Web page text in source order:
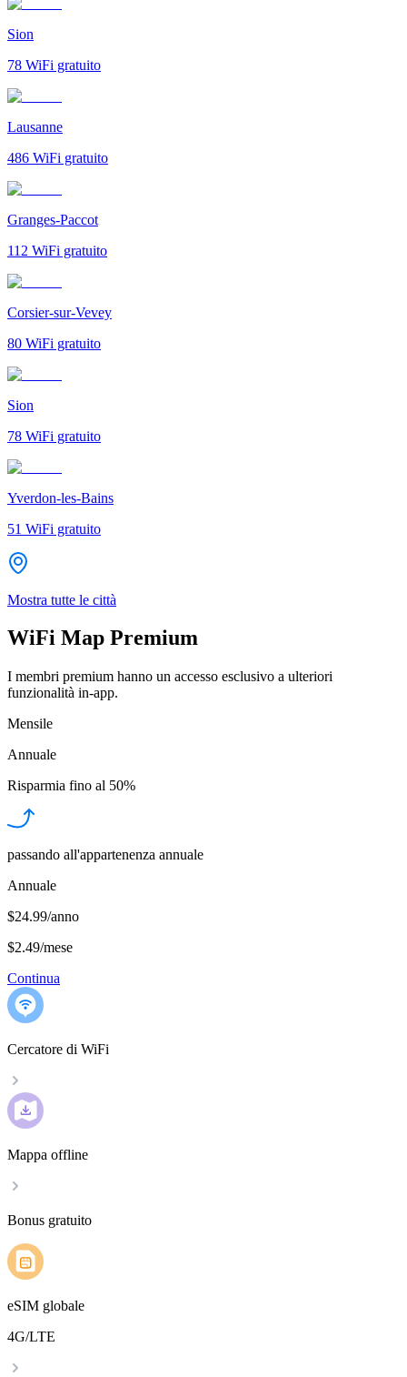
Sion
78 WiFi gratuito
Lausanne
486 WiFi gratuito
Granges-Paccot
112 WiFi gratuito
Corsier-sur-Vevey
80 WiFi gratuito
Sion
78 WiFi gratuito
Yverdon-les-Bains
51 WiFi gratuito
Mostra tutte le città
WiFi Map Premium
I membri premium hanno un accesso esclusivo a ulteriori
funzionalità in-app.
Mensile
Annuale
Risparmia fino al 50%
passando all'appartenenza annuale
Annuale
$24.99/anno
$2.49/mese
Continua
Cercatore di WiFi
Mappa offline
Bonus gratuito
eSIM globale
4G/LTE